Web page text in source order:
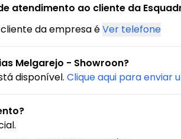
atendimento ao cliente da
da empresa éVer telefone
Melgarejo - Showroon?
disponível. Clique aqui para enviar